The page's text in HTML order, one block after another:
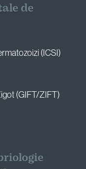
de
(ICSI)
(GIFT/ZIFT)